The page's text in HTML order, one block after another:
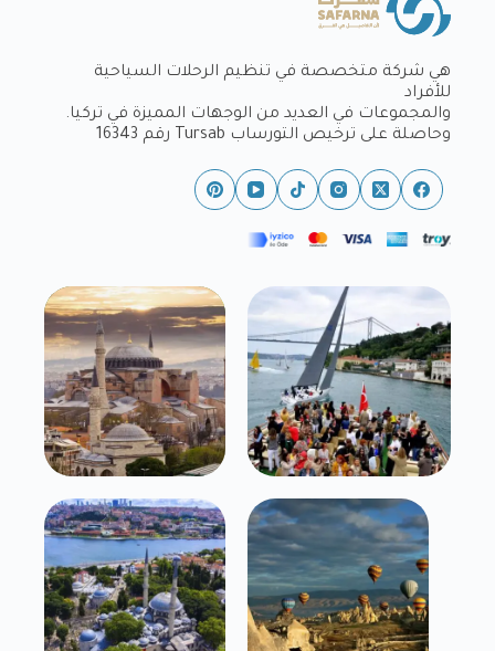
هي شركة متخصصة في تنظيم الرحلات السياحية
للأفراد
والمجموعات في العديد من الوجهات المميزة في تركيا.
وحاصلة على ترخيص التورساب Tursab رقم 16343